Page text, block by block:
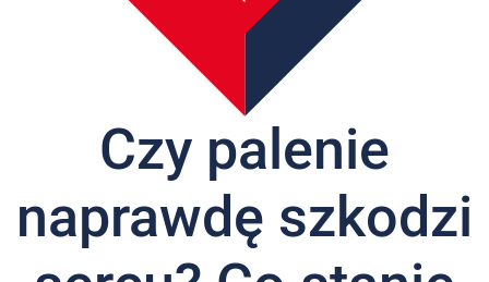
801
502
Czy palenie
naprawdę szkodzi